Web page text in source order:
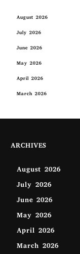
August 2026
July 2026
June 2026
May 2026
April 2026
March 2026
ARCHIVES
August 2026
July 2026
June 2026
May 2026
April 2026
March 2026